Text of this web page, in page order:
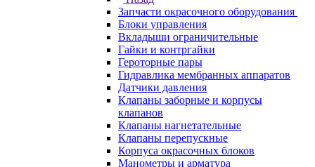
Запчасти окрасочного оборудования
Блоки управления
Вкладыши ограничительные
Гайки и контргайки
Героторные пары
Гидравлика мембранных аппаратов
Датчики давления
Клапаны заборные и корпусы
клапанов
Клапаны нагнетательные
Клапаны перепускные
Корпуса окрасочных блоков
Манометры и арматура